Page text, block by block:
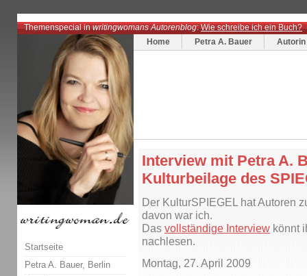
Themenspecial inwritingwomans Autorenblog:Wie schreibe ich ein Buch?
Home
Petra A. Bauer Autorin
Interview mit Petra A.
Kulturbeilage des
Der KulturSPIEGEL hat Autoren
davon war ich.
Das vollständige Interview könnt
nachlesen.
Montag, 27. April 2009
Startseite
Petra A. Bauer, Berlin